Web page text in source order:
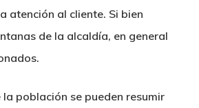
atención al cliente. Si bien
de la alcaldía, en general
la población se pueden resumir